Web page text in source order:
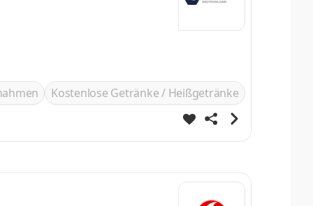
Kostenlose Getränke / Heißgetränke